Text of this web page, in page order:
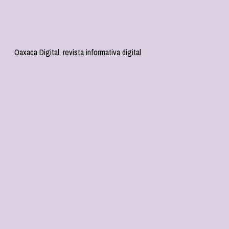
Oaxaca Digital, revista informativa digital